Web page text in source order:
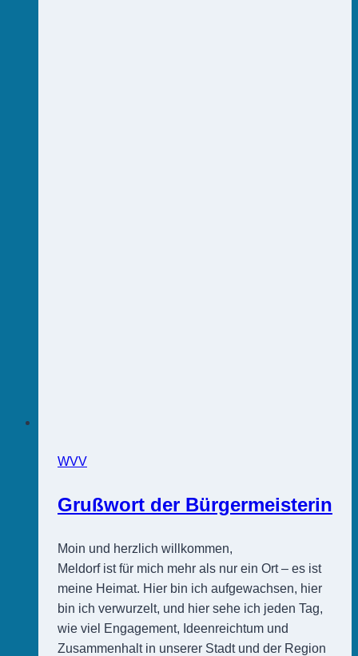
WVV
Grußwort der Bürgermeisterin
Moin und herzlich willkommen,
Meldorf ist für mich mehr als nur ein Ort – es ist
meine Heimat. Hier bin ich aufgewachsen, hier
bin ich verwurzelt, und hier sehe ich jeden Tag,
wie viel Engagement, Ideenreichtum und
Zusammenhalt in unserer Stadt und der Region